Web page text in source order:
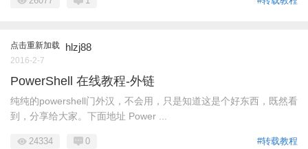
点击重新加载 hlzj88
2016-2-7
PowerShell 在线教程-外链
纯纯的powershell门外汉，不会用，只是知道这是个好东西，既然看
到，分享给大家。下面地址 Power ...
#转载教程
24334 0